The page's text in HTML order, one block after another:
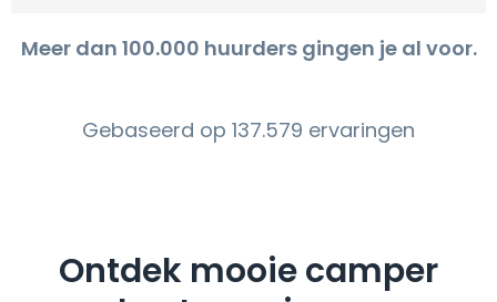
Meer dan 100.000 huurders gingen je al voor.
Gebaseerd op 137.579 ervaringen
Ontdek mooie camper